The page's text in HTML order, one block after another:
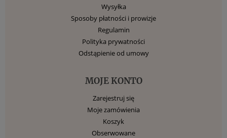
Wysyłka
Sposoby płatności i prowizje
Regulamin
Polityka prywatności
Odstąpienie od umowy
MOJE KONTO
Zarejestruj się
Moje zamówienia
Koszyk
Obserwowane